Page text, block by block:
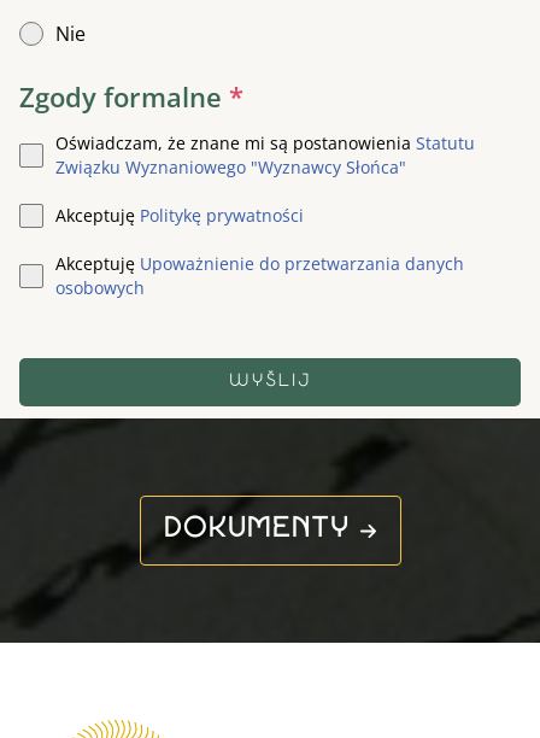
Nie
Zgody formalne *
Oświadczam, że znane mi są postanowienia Statutu
Związku Wyznaniowego "Wyznawcy Słońca"
Akceptuję Politykę prywatności
Akceptuję Upoważnienie do przetwarzania danych
osobowych
WYŚLIJ
DOKUMENTY